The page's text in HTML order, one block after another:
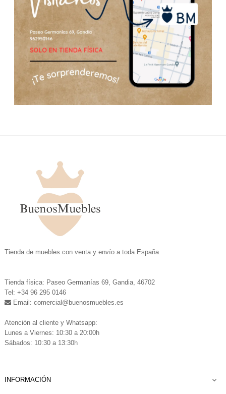
Tienda de muebles con venta y envío a toda España.
Tienda física: Paseo Germanías 69, Gandia, 46702
Tel: +34 96 295 0146
Email: comercial @buenosmuebles.es
Atención al cliente y Whatsapp:
Lunes a Viernes: 10:30 a 20:00h
Sábados: 10:30 a 13:30h
INFORMACIÓN 